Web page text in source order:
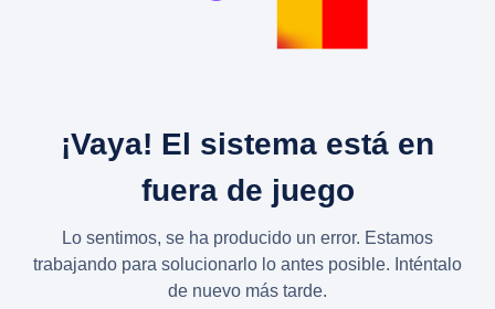
¡Vaya! El sistema está en
fuera de juego
Lo sentimos, se ha producido un error. Estamos
trabajando para solucionarlo lo antes posible. Inténtalo
de nuevo más tarde.